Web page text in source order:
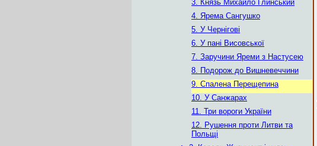
3. Князь Михайло Глинський
4. Ярема Сангушко
5. У Чернігові
6. У пані Висовської
7. Заручини Яреми з Настусею
8. Подорож до Вишневеччини
9. Спалена Перещепина
10. У Санжарах
11. Три вороги України
12. Рушення проти Литви та
Польщі